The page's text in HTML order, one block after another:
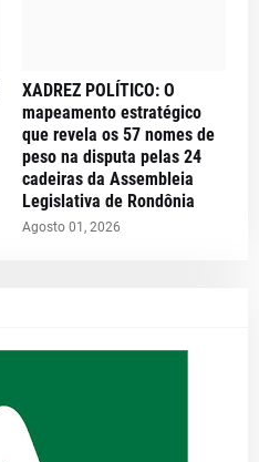
XADREZ POLÍTICO: O
mapeamento estratégico
que revela os 57 nomes de
peso na disputa pelas 24
cadeiras da Assembleia
Legislativa de Rondônia
Agosto 01, 2026